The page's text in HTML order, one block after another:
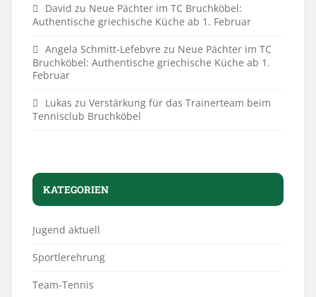
David zu Neue Pächter im TC Bruchköbel:
Authentische griechische Küche ab 1. Februar
Angela Schmitt-Lefebvre zu Neue Pächter im TC
Bruchköbel: Authentische griechische Küche ab 1.
Februar
Lukas zu Verstärkung für das Trainerteam beim
Tennisclub Bruchköbel
KATEGORIEN
Jugend aktuell
Sportlerehrung
Team-Tennis